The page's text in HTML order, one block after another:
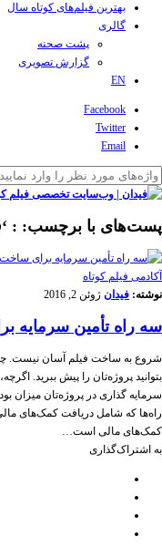
بهترین فیلم‌های کوتاه سال
گالری
پشت صحنه
گزارش تصویری
EN
Facebook
Twitter
Email
پست‌های با برچسب: :
آکادمی فیلم کوتاه
نوشته: فیدان ژوئن 2, 2016
سه راه تأمین سرمایه
شروع به ساخت فیلم آسان نیست. چه
بتوانید پروژه‌تان را پیش ببرید.
سرمایه گذاری در پروژه‌تان میزان
راه‌ها که شامل دریافت کمک‌های
کمک‌های مالی است…
به اشتراک‌گذاری